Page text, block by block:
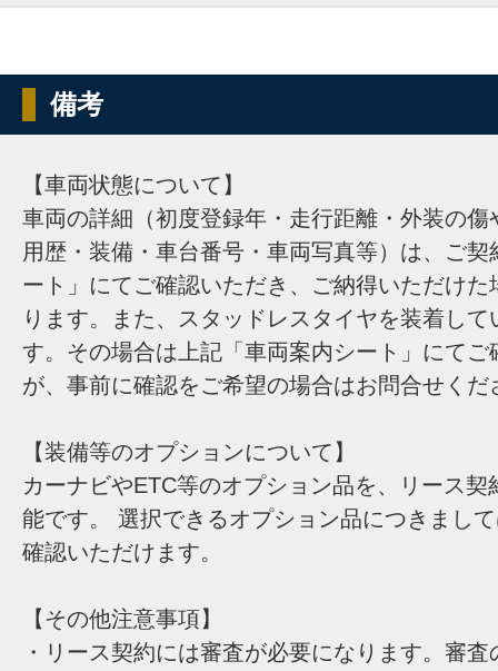
備考
【車両状態について】
車両の詳細（初度登録年・走行距離・外装の傷
用歴・装備・車台番号・車両写真等）は、ご
ート」にてご確認いただき、ご納得いただけ
ります。また、スタッドレスタイヤを装着し
す。その場合は上記「車両案内シート」にてご
が、事前に確認をご希望の場合はお問合せくだ
【装備等のオプションについて】
カーナビやETC等のオプション品を、リース契
能です。 選択できるオプション品につきまし
確認いただけます。
【その他注意事項】
・リース契約には審査が必要になります。審